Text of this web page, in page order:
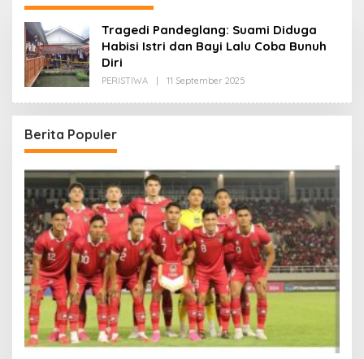
Tragedi Pandeglang: Suami Diduga
Habisi Istri dan Bayi Lalu Coba Bunuh
Diri
PERISTIWA 11 September 2025
Berita Populer